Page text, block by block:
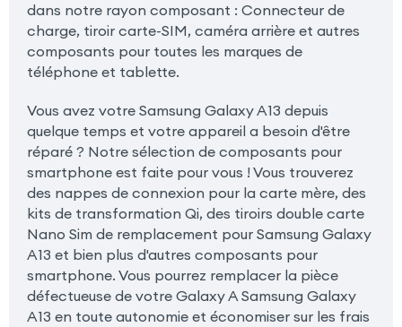
dans notre rayon composant : Connecteur de
charge, tiroir carte-SIM, caméra arrière et autres
composants pour toutes les marques de
téléphone et tablette.
Vous avez votre Samsung Galaxy A13 depuis
quelque temps et votre appareil a besoin d'être
réparé ? Notre sélection de composants pour
smartphone est faite pour vous ! Vous trouverez
des nappes de connexion pour la carte mère, des
kits de transformation Qi, des tiroirs double carte
Nano Sim de remplacement pour Samsung Galaxy
A13 et bien plus d'autres composants pour
smartphone. Vous pourrez remplacer la pièce
défectueuse de votre Galaxy A Samsung Galaxy
A13 en toute autonomie et économiser sur les frais